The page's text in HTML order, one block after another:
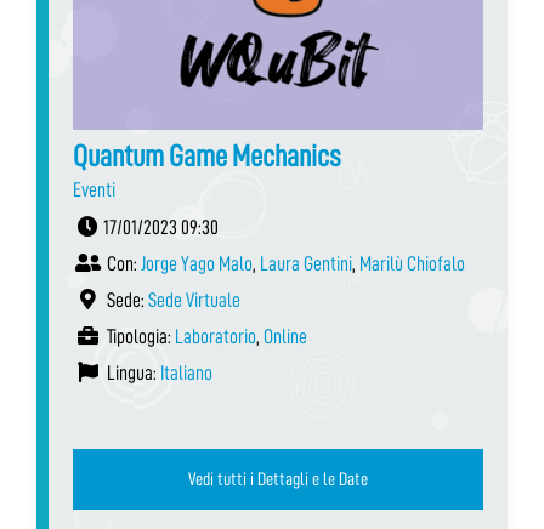
Quantum Game Mechanics
Eventi
17/01/2023 09:30
Con: Jorge Yago Malo, Laura Gentini, Marilù Chiofalo
Sede: Sede Virtuale
Tipologia: Laboratorio, Online
Lingua: Italiano
Vedi tutti i Dettagli e le Date